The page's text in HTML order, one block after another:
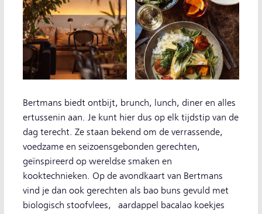
Bertmans biedt ontbijt, brunch, lunch, diner en alles
ertussenin aan. Je kunt hier dus op elk tijdstip van de
dag terecht. Ze staan bekend om de verrassende,
voedzame en seizoensgebonden gerechten,
geïnspireerd op wereldse smaken en
kooktechnieken. Op de avondkaart van Bertmans
vind je dan ook gerechten als bao buns gevuld met
biologisch stoofvlees, aardappel bacalao koekjes